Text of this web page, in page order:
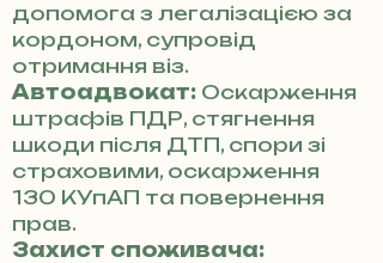
допомога з легалізацією за
кордоном, супровід
отримання віз.
Автоадвокат: Оскарження
штрафів ПДР, стягнення
шкоди після ДТП, спори зі
страховими, оскарження
130 КУпАП та повернення
прав.
Захист споживача: